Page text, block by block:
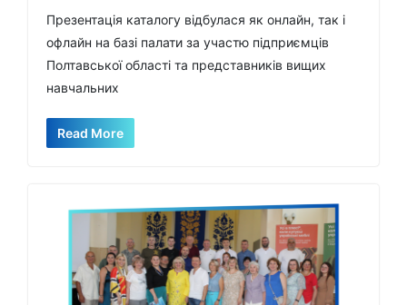
Презентація каталогу відбулася як онлайн, так і
офлайн на базі палати за участю підприємців
Полтавської області та представників вищих
навчальних
Read More